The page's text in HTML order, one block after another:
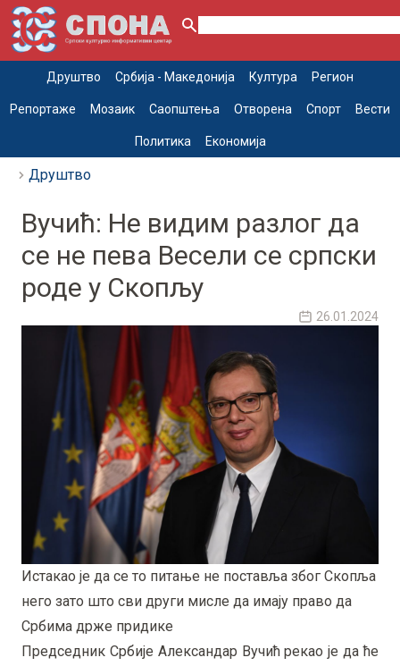
Друштво Србија - Македонија Култура Регион
Репортаже Мозаик Саопштења Отворена Спорт Вести
Политика Економија
Друштво
Вучић: Не видим разлог да
се не пева Весели се српски
роде у Скопљу
26.01.2024
Истакао је да се то питање не поставља због Скопља
него зато што сви други мисле да имају право да
Србима држе придике
Председник Србије Александар Вучић рекао је да ће